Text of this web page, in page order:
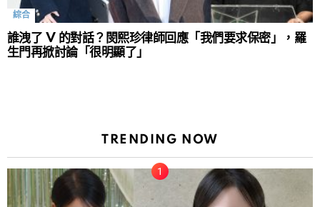
綜合
誰洩了 V 的對話？閔熙珍律師回應「我們要求保密」，羅
生門再掀討論「很明顯了」
TRENDING NOW